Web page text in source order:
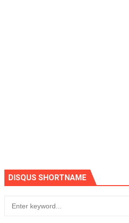
DISQUS SHORTNAME